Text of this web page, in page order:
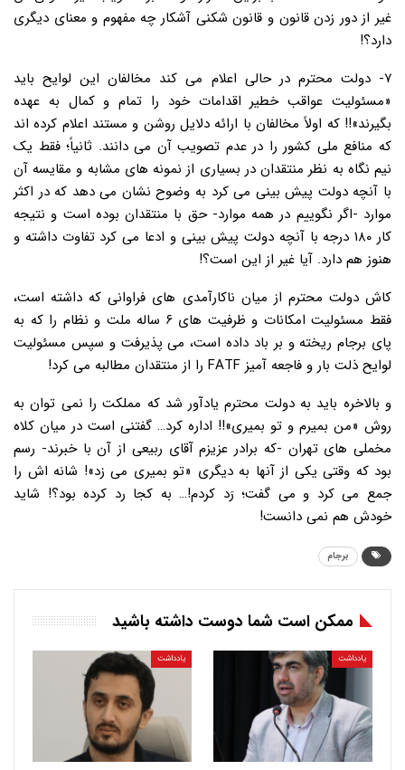
غیر از دور زدن قانون و قانون شکنی آشکار چه مفهوم و معنای دیگری
دارد؟!
۷- دولت محترم در حالی اعلام می کند مخالفان این لوایح باید
«مسئولیت عواقب خطیر اقدامات خود را تمام و کمال به عهده
بگیرند»!! که اولاً مخالفان با ارائه دلایل روشن و مستند اعلام کرده اند
که منافع ملی کشور را در عدم تصویب آن می دانند. ثانیاً؛ فقط یک
نیم نگاه به نظر منتقدان در بسیاری از نمونه های مشابه و مقایسه آن
با آنچه دولت پیش بینی می کرد به وضوح نشان می دهد که در اکثر
موارد -اگر نگوییم در همه موارد- حق با منتقدان بوده است و نتیجه
کار ۱۸۰ درجه با آنچه دولت پیش بینی و ادعا می کرد تفاوت داشته و
هنوز هم دارد. آیا غیر از این است؟!
کاش دولت محترم از میان ناکارآمدی های فراوانی که داشته است،
فقط مسئولیت امکانات و ظرفیت های ۶ ساله ملت و نظام را که به
پای برجام ریخته و بر باد داده است، می پذیرفت و سپس مسئولیت
لوایح ذلت بار و فاجعه آمیز FATF را از منتقدان مطالبه می کرد!
و بالاخره باید به دولت محترم یادآور شد که مملکت را نمی توان به
روش «من بمیرم و تو بمیری»!! اداره کرد… گفتنی است در میان کلاه
مخملی های تهران -که برادر عزیزم آقای ربیعی از آن با خبرند- رسم
بود که وقتی یکی از آنها به دیگری «تو بمیری می زد»! شانه اش را
جمع می کرد و می گفت؛ رَد کردم!… به کجا رد کرده بود؟! شاید
خودش هم نمی دانست!
برجام
ممکن است شما دوست داشته باشید
یادداشت یادداشت